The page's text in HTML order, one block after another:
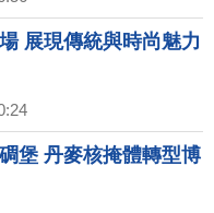
展現傳統與時尚魅力
堡 丹麥核掩體轉型博